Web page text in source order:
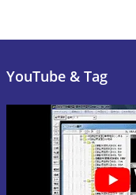
YouTube & Tag